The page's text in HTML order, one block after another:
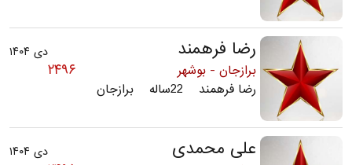
دی ۱۴۰۴ رضا فرهمند
۲۴۹۶
برازجان - بوشهر
رضا فرهمند 22ساله برازجان
دی ۱۴۰۴ علی محمدی